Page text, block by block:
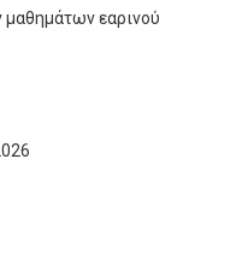
εαρινού